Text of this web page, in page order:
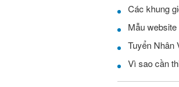
Các khung
Mẫu
Vì sao cần